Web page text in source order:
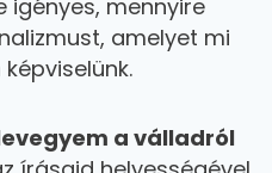
igényes, mennyire
amelyet mi
a válladról